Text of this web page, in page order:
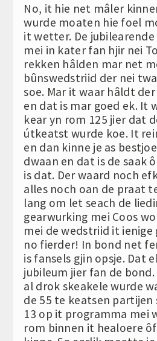
No, it hie net mâler
wurde moaten hie foel
it wetter. De
mei in kater fan hjir nei
rekken hâlden mar net
bûnswedstriid der nei
soe. Mar it waar hâldt
en dat is mar goed ek. It
kear yn rom 125 jier dat
útkeatst wurde koe. It
en dan kinne je as
dwaan en dat is de saak
is dat. Der waard noch
alles noch oan de praat
lang om let seach de
gearwurking mei Coos
mei de wedstriid it ienige
no fierder! In bond net
is fansels gjin opsje. Dat
jubileum jier fan de bond.
al drok skeakele wurde
de 55 te keatsen partijen
13 op it programma mei
rom binnen it healoere